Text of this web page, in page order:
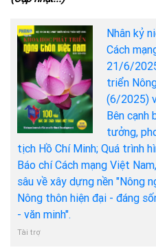
Nhân kỷ
Cách
21/6/
triển
(6/2025)
Bên
tưởng,
tịch Hồ Chí Minh; Quá trình
Báo chí Cách mạng Việt
sâu về xây dựng nền "Nông
Nông thôn hiện đại - đáng
- văn minh".
Tài trợ